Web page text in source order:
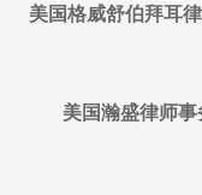
美国格威舒伯拜耳
美国瀚盛律师